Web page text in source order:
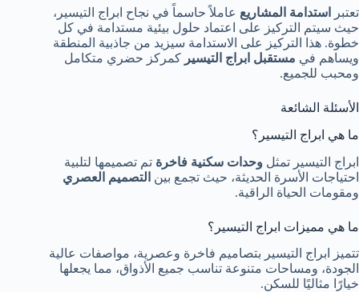
تعتبر
استدامة المشاريع عاملاً حاسماً في نجاح ابراج التيسير،
حيث سيتم التركيز على اعتماد حلول بيئية مستدامة في كل
خطوة. هذا التركيز على الاستدامة سيزيد من جاذبية المنطقة
ويساهم في مستقبل ابراج التيسير كمركز حضري متكامل
ومحبب للجميع.
الأسئلة الشائعة
ما هي ابراج التيسير؟
ابراج التيسير تمثل وحدات سكنية فاخرة تم تصميمها لتلبية
احتياجات الأسرة الحديثة، حيث تجمع بين التصميم العصري
ومقومات الحياة الراقية.
ما هي مميزات ابراج التيسير؟
تتميز ابراج التيسير بتصاميم فاخرة وعصرية، مواصفات عالية
الجودة، ومساحات متنوعة تناسب جميع الأذواق، مما يجعلها
خيارًا مثاليًا للسكن.